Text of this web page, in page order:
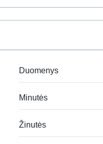
Duomenys
Minutės
Žinutės